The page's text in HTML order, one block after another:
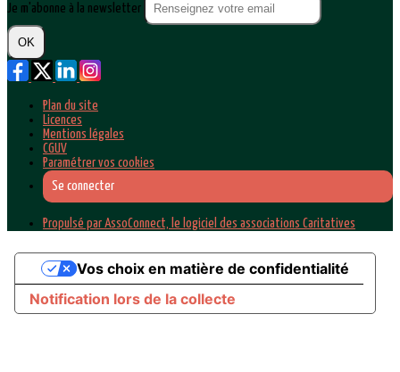
Je m'abonne à la newsletter
OK
Plan du site
Licences
Mentions légales
CGUV
Paramétrer vos cookies
Se connecter
Propulsé par AssoConnect, le logiciel des associations Caritatives
Notification lors de la collecte
Vos choix en matière de confidentialité